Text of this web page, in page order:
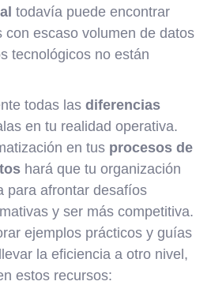
todavía puede encontrar
con escaso volumen de datos
tecnológicos no están
todas las diferencias
en tu realidad operativa.
en tus procesos de
hará que tu organización
para afrontar desafíos
y ser más competitiva.
ejemplos prácticos y guías
la eficiencia a otro nivel,
estos recursos: